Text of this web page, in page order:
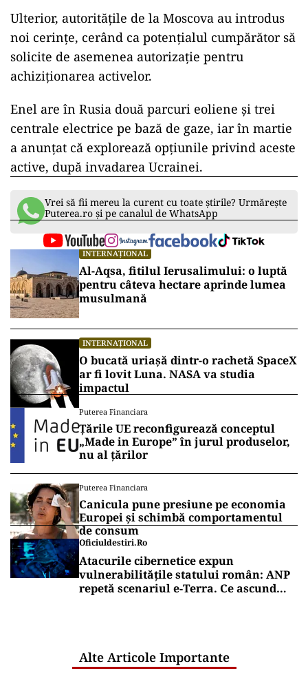
Ulterior, autorităţile de la Moscova au introdus
noi cerinţe, cerând ca potenţialul cumpărător să
solicite de asemenea autorizaţie pentru
achiziţionarea activelor.
Enel are în Rusia două parcuri eoliene şi trei
centrale electrice pe bază de gaze, iar în martie
a anunţat că explorează opţiunile privind aceste
active, după invadarea Ucrainei.
Vrei să fii mereu la curent cu toate știrile? Urmărește
Puterea.ro și pe canalul de WhatsApp
INTERNAȚIONAL
Al-Aqsa, fitilul Ierusalimului: o luptă
pentru câteva hectare aprinde lumea
musulmană
INTERNAȚIONAL
O bucată uriașă dintr-o rachetă SpaceX
ar fi lovit Luna. NASA va studia
impactul
Puterea Financiara
Țările UE reconfigurează conceptul
„Made in Europe” în jurul produselor,
nu al țărilor
Puterea Financiara
Canicula pune presiune pe economia
Europei și schimbă comportamentul
de consum
Oficiuldestiri.ro
Atacurile cibernetice expun
vulnerabilitățile statului român: ANP
repetă scenariul e‑Terra. Ce ascund
Alte Articole Importante